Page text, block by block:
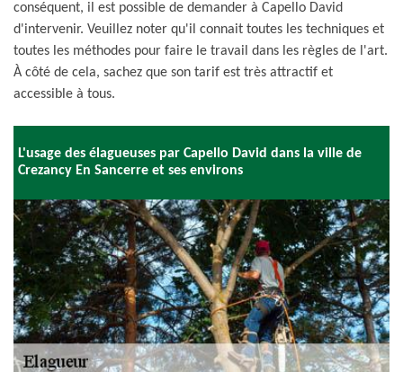
conséquent, il est possible de demander à Capello David
d'intervenir. Veuillez noter qu'il connait toutes les techniques et
toutes les méthodes pour faire le travail dans les règles de l'art.
À côté de cela, sachez que son tarif est très attractif et
accessible à tous.
L'usage des élagueuses par Capello David dans la ville de
Crezancy En Sancerre et ses environs